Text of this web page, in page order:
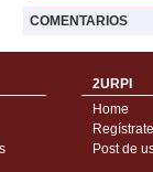
COMENTARIOS
2URPI
Home
Regístrate
Post de